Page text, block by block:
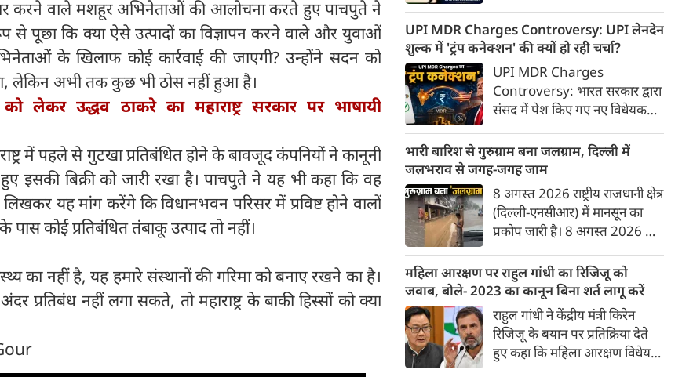
करने वाले मशहूर अभिनेताओं की आलोचना करते हुए पाचपुते ने
से पूछा कि क्या ऐसे उत्पादों का विज्ञापन करने वाले और युवाओं
के खिलाफ कोई कार्रवाई की जाएगी? उन्होंने सदन को
लेकिन अभी तक कुछ भी ठोस नहीं हुआ है।
को लेकर उद्धव ठाकरे का महाराष्ट्र सरकार पर भाषायी
में पहले से गुटखा प्रतिबंधित होने के बावजूद कंपनियों ने कानूनी
इसकी बिक्री को जारी रखा है। पाचपुते ने यह भी कहा कि वह
यह मांग करेंगे कि विधानभवन परिसर में प्रविष्ट होने वालों
कोई प्रतिबंधित तंबाकू उत्पाद तो नहीं।
का नहीं है, यह हमारे संस्थानों की गरिमा को बनाए रखने का है।
प्रतिबंध नहीं लगा सकते, तो महाराष्ट्र के बाकी हिस्सों को क्या
दिन जहाँ स्वतंत्रता का उल्लास लेकर
आया, वहीं देशवासियों को विभाजन
के गहरे जख्म और दर्द का भी सामना
करना पड़ा। इस दर्द के बावजूद,
भारतीयों ने अपने अतीत को भुलाकर
एक नए भारत के निर्माण का संकल्प
लिया और वैश्विक पटल पर देश की
एक मजबूत पहचान गढ़ी। आइए,
स्वतंत्रता दिवस (15 अगस्त) पर एक
प्रेरणादायक निबंध पढ़ते हैं।
UPI MDR Charges Controversy: UPI लेनदेन
शुल्क में 'ट्रंप कनेक्शन' की क्यों हो रही चर्चा?
UPI MDR Charges
Controversy: भारत सरकार द्वारा
संसद में पेश किए गए नए विधेयक—
2026—के जरिए बैंकों और भुगतान
प्रणाली प्रदाताओं को यूपीआई (UPI)
और रूपे (RuPay) डेबिट कार्ड
भुगतानों पर मर्चेंट डिस्काउंट रेट
(MDR) यानी लेनदेन शुल्क लगाने
की अनुमति देने के प्रावधानों ने देश में
एक बड़ी बहस छेड़ दी है।
भारी बारिश से गुरुग्राम बना जलग्राम, दिल्ली में
जलभराव से जगह-जगह जाम
8 अगस्त 2026 राष्ट्रीय राजधानी क्षेत्र
(दिल्ली-एनसीआर) में मानसून का
प्रकोप जारी है। 8 अगस्त 2026 को
दिल्ली और गुरुग्राम की रफ्तार पर
ब्रेक लगा दिया है। भारी वर्षा के कारण
गुरुग्राम की सड़कें नदियों में तब्दील हो
गईं, जिससे शहर में 'जलग्राम' जैसे
हालात बन गए हैं।
महिला आरक्षण पर राहुल गांधी का रिजिजू को
जवाब, बोले- 2023 का कानून बिना शर्त लागू करें
राहुल गांधी ने केंद्रीय मंत्री किरेन
रिजिजू के बयान पर प्रतिक्रिया देते
हुए कहा कि महिला आरक्षण विधेयक